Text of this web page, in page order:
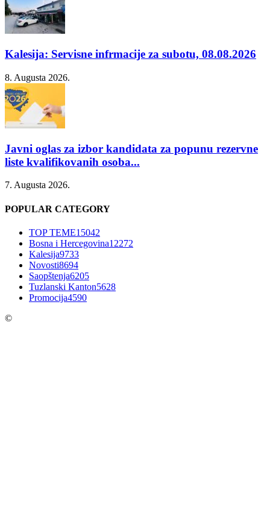
Kalesija: Servisne infrmacije za subotu, 08.08.2026
8. Augusta 2026.
Javni oglas za izbor kandidata za popunu rezervne
liste kvalifikovanih osoba...
7. Augusta 2026.
POPULAR CATEGORY
TOP TEME15042
Bosna i Hercegovina12272
Kalesija9733
Novosti8694
Saopštenja6205
Tuzlanski Kanton5628
Promocija4590
©